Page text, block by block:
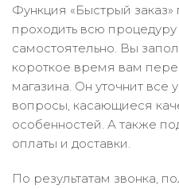
Функция «Быстрый
проходить всю
самостоятельно. Вы
короткое время вам
магазина. Он уточнит все
вопросы, касающиеся
особенностей. А также
оплаты и доставки.
По результатам звонка,